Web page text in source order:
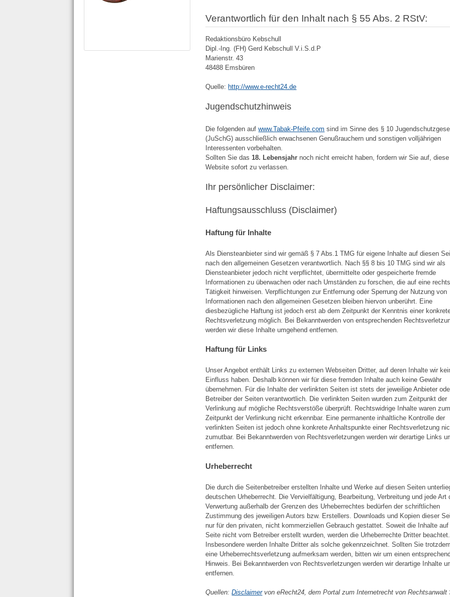
Verantwortlich für den Inhalt nach § 55 Abs. 2 RStV:
Redaktionsbüro Kebschull
Dipl.-Ing. (FH) Gerd Kebschull V.i.S.d.P
Marienstr. 43
48488 Emsbüren
Quelle: http://www.e-recht24.de
Jugendschutzhinweis
Die folgenden aufwww.Tabak-Pfeife.com sind im Sinne des § 10
(JuSchG) ausschließlich erwachsenen Genußrauchern und sonstigen volljährigen
Interessenten vorbehalten.
Sollten Sie das18. Lebensjahr noch nicht erreicht haben, fordern wir Sie auf, diese
Website sofort zu verlassen.
Ihr persönlicher Disclaimer:
Haftungsausschluss (Disclaimer)
Haftung für Inhalte
Als Diensteanbieter sind wir gemäß § 7 Abs.1 TMG für eigene Inhalte auf diesen
nach den allgemeinen Gesetzen verantwortlich. Nach §§ 8 bis 10 TMG sind wir als
Diensteanbieter jedoch nicht verpflichtet, übermittelte oder gespeicherte fremde
Informationen zu überwachen oder nach Umständen zu forschen, die auf eine
Tätigkeit hinweisen. Verpflichtungen zur Entfernung oder Sperrung der Nutzung von
Informationen nach den allgemeinen Gesetzen bleiben hiervon unberührt. Eine
diesbezügliche Haftung ist jedoch erst ab dem Zeitpunkt der Kenntnis einer
Rechtsverletzung möglich. Bei Bekanntwerden von entsprechenden
werden wir diese Inhalte umgehend entfernen.
Haftung für Links
Unser Angebot enthält Links zu externen Webseiten Dritter, auf deren Inhalte wir
Einfluss haben. Deshalb können wir für diese fremden Inhalte auch keine Gewähr
übernehmen. Für die Inhalte der verlinkten Seiten ist stets der jeweilige Anbieter
Betreiber der Seiten verantwortlich. Die verlinkten Seiten wurden zum Zeitpunkt der
Verlinkung auf mögliche Rechtsverstöße überprüft. Rechtswidrige Inhalte waren zum
Zeitpunkt der Verlinkung nicht erkennbar. Eine permanente inhaltliche Kontrolle der
verlinkten Seiten ist jedoch ohne konkrete Anhaltspunkte einer Rechtsverletzung
zumutbar. Bei Bekanntwerden von Rechtsverletzungen werden wir derartige Links
entfernen.
Urheberrecht
Die durch die Seitenbetreiber erstellten Inhalte und Werke auf diesen Seiten
deutschen Urheberrecht. Die Vervielfältigung, Bearbeitung, Verbreitung und jede Art
Verwertung außerhalb der Grenzen des Urheberrechtes bedürfen der schriftlichen
Zustimmung des jeweiligen Autors bzw. Erstellers. Downloads und Kopien dieser
nur für den privaten, nicht kommerziellen Gebrauch gestattet. Soweit die Inhalte auf
Seite nicht vom Betreiber erstellt wurden, werden die Urheberrechte Dritter beachtet.
Insbesondere werden Inhalte Dritter als solche gekennzeichnet. Sollten Sie
eine Urheberrechtsverletzung aufmerksam werden, bitten wir um einen
Hinweis. Bei Bekanntwerden von Rechtsverletzungen werden wir derartige Inhalte
entfernen.
Quellen:Disclaimervon eRecht24, dem Portal zum Internetrecht von Rechtsanwalt